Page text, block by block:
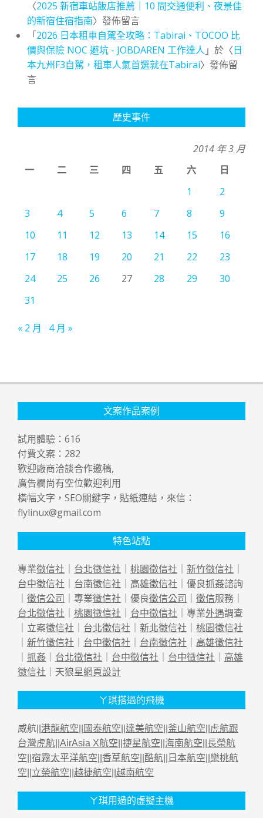
〈2025 新宿車站飯店推薦｜10 間交通便利、夜景佳
的新宿住宿指南〉發佈留言
「2026 日本租車自駕全攻略：Tabirai、TOCOO 比
價與保險 NOC 避坑 - JOBDAREN 工作達人 」於〈日
本九州F3自駕，租車人氣首選就在Tabirai〉發佈留
言
歷史事件
2014 年 3 月
一
二 三 四 五 六
日
1
2
3
4 5 6 7 8
9
10
11 12 13 14 15
16
17
18 19 20 21 22
23
24
25 26 27 28 29
30
31
« 2 月 4 月 »
文案作品案例
試用體驗： 616
付費文案： 282
歡迎廠商洽談合作邀稿,
廣告欄尚有空位歡迎利用
橫幅文字，SEO關鍵字，貼紙連結，來信：
flylinux@gmail.com
特色站點
專業徵信社 台北徵信社 桃園徵信社 新竹徵信社
台中徵信社
台南徵信社 高雄徵信社 ｜優良抓姦諮詢
徵信公司 ｜專業徵信社 ｜優良徵信公司 徵信服務｜
台北徵信社
桃園徵信社 台中徵信社 ｜專業外遇調查
｜立案徵信社 台北徵信社 新北徵信社
桃園徵信社
新竹徵信社 台中徵信社 台南徵信社
高雄徵信社
抓姦 台北徵信社 台中徵信社 台中徵信社
高雄
徵信社 ｜天狼星網頁設計
ㄚ琪搭過的飛機
威航|| 港龍航空 國泰航空 達美航空 釜山航空
虎航跟
台灣虎航 AirAsia X航空 捷星航空 海南航空 長榮航
空 宿霧太平洋航空 香草航空 酷航 日本航空 樂桃航
空 立榮航空 越捷航空 越南航空
ㄚ琪用過的虛擬主機